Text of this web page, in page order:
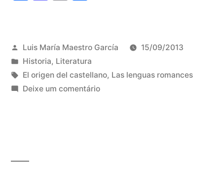
V
)”
Publicado
por
Luis María Maestro García
15/09/2013
Publicado
em
Historia, Literatura
Tags:
El origen del castellano, Las lenguas romances
Deixe um comentárioem